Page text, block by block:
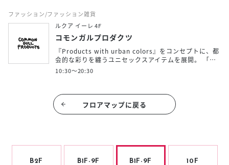
ファッション/ファッション雑貨
ルクア イーレ 4F
コモンガルプロダクツ
『Products with urban colors』をコンセプトに、都
会的な彩りを纏うユニセックスアイテムを展開。 「…
10:30〜20:30
フロアマップに戻る
B2F B1F-9F B1F-9F 10F